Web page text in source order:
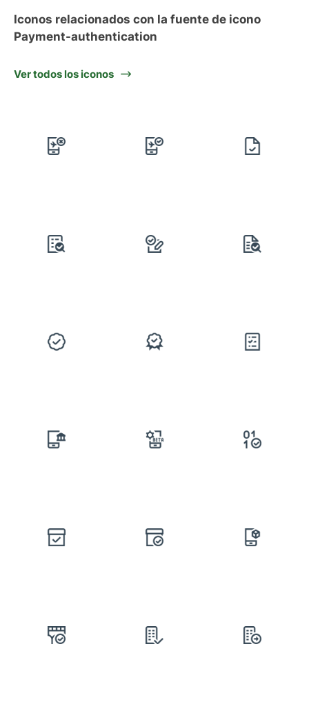
Iconos relacionados con la fuente de icono
Payment-authentication
Ver todos los iconos